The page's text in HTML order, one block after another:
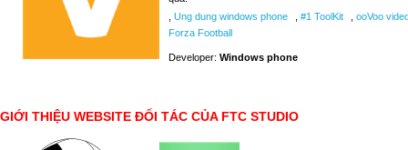
Ung dung windows phone #1 ToolKit
ooVoo
Forza Football
Developer: Windows phone
GIỚI THIỆU WEBSITE ĐỐI TÁC CỦA FTC STUDIO